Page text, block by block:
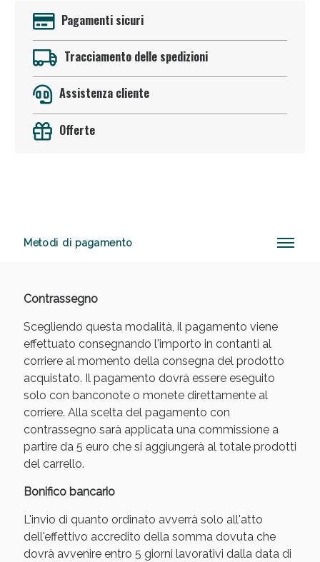
Pagamenti sicuri
Tracciamento delle spedizioni
Assistenza cliente
Offerte
Metodi di pagamento
Contrassegno
Scegliendo questa modalità, il pagamento viene
effettuato consegnando l'importo in contanti al
corriere al momento della consegna del prodotto
acquistato. Il pagamento dovrà essere eseguito
solo con banconote o monete direttamente al
corriere. Alla scelta del pagamento con
contrassegno sarà applicata una commissione a
partire da 5 euro che si aggiungerà al totale prodotti
del carrello.
Bonifico bancario
L'invio di quanto ordinato avverrà solo all'atto
dell'effettivo accredito della somma dovuta che
dovrà avvenire entro 5 giorni lavorativi dalla data di
Anticellulite e Fanghi: Sconto fino al 40% valido
Sconto fino al 55% disponibile oggi!